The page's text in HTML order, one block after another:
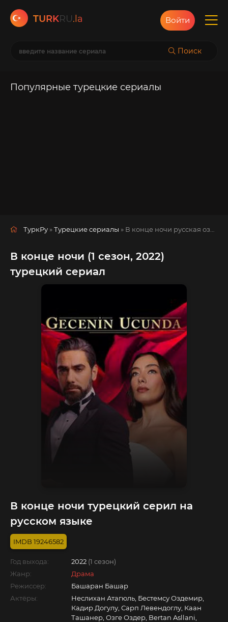
TURKRU.la
Поиск
Войти
Популярные турецкие сериалы
ТуркРу »Турецкие сериалы » В конце ночи русская озвучка смотреть полностью онлайн!
В конце ночи (1 сезон, 2022)
турецкий сериал
В конце ночи турецкий серил на
русском языке
19246582
Год выхода: 2022 (1 сезон)
Жанр:
Драма
Режиссер:
Башаран Башар
Актёры:
Неслихан Атагюль, Бестемсу Оздемир,
Кадир Догулу, Сарп Левендоглу, Каан
Ташанер, Озге Оздер, Bertan Asllani,